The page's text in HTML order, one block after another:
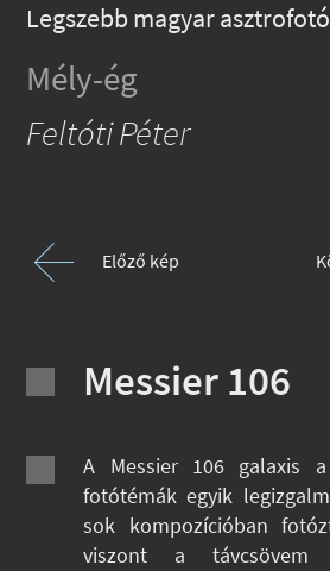
Legszebb magyar
Mély-ég
Feltóti Péter
Előző kép
Messier 106
A Messier 106 galaxis
fotótémák egyik
sok kompozícióban
viszont a